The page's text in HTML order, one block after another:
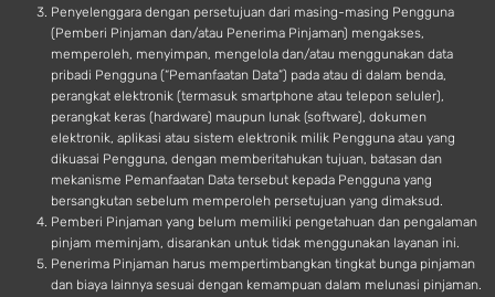
Penyelenggara dengan persetujuan dari masing-masing Pengguna
(Pemberi Pinjaman dan/atau Penerima Pinjaman) mengakses,
memperoleh, menyimpan, mengelola dan/atau menggunakan data
pribadi Pengguna (“Pemanfaatan Data”) pada atau di dalam benda,
perangkat elektronik (termasuk smartphone atau telepon seluler),
perangkat keras (hardware) maupun lunak (software), dokumen
elektronik, aplikasi atau sistem elektronik milik Pengguna atau yang
dikuasai Pengguna, dengan memberitahukan tujuan, batasan dan
mekanisme Pemanfaatan Data tersebut kepada Pengguna yang
bersangkutan sebelum memperoleh persetujuan yang dimaksud.
Pemberi Pinjaman yang belum memiliki pengetahuan dan pengalaman
pinjam meminjam, disarankan untuk tidak menggunakan layanan ini.
Penerima Pinjaman harus mempertimbangkan tingkat bunga pinjaman
dan biaya lainnya sesuai dengan kemampuan dalam melunasi pinjaman.